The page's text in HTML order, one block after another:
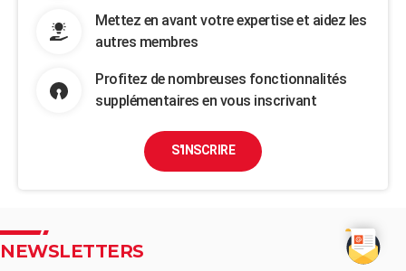
Mettez en avant votre expertise et aidez les
autres membres
Profitez de nombreuses fonctionnalités
supplémentaires en vous inscrivant
S'INSCRIRE
NEWSLETTERS